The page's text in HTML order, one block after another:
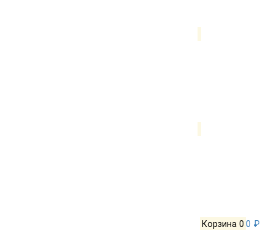
Корзина 0 0 ₽